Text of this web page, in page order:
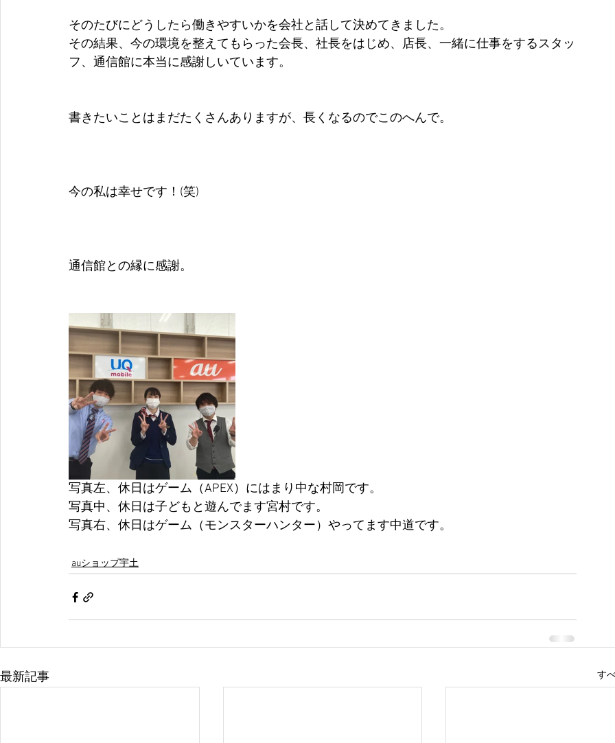
そのたびにどうしたら働きやすいかを会社と話して決めてきました。
その結果、今の環境を整えてもらった会長、社長をはじめ、店長、一緒に仕事をするスタッ
フ、通信館に本当に感謝しいています。
書きたいことはまだたくさんありますが、長くなるのでこのへんで。
今の私は幸せです！(笑)
通信館との縁に感謝。
写真左、休日はゲーム（APEX）にはまり中な村岡です。
写真中、休日は子どもと遊んでます宮村です。
写真右、休日はゲーム（モンスターハンター）やってます中道です。
auショップ宇土
最新記事 す